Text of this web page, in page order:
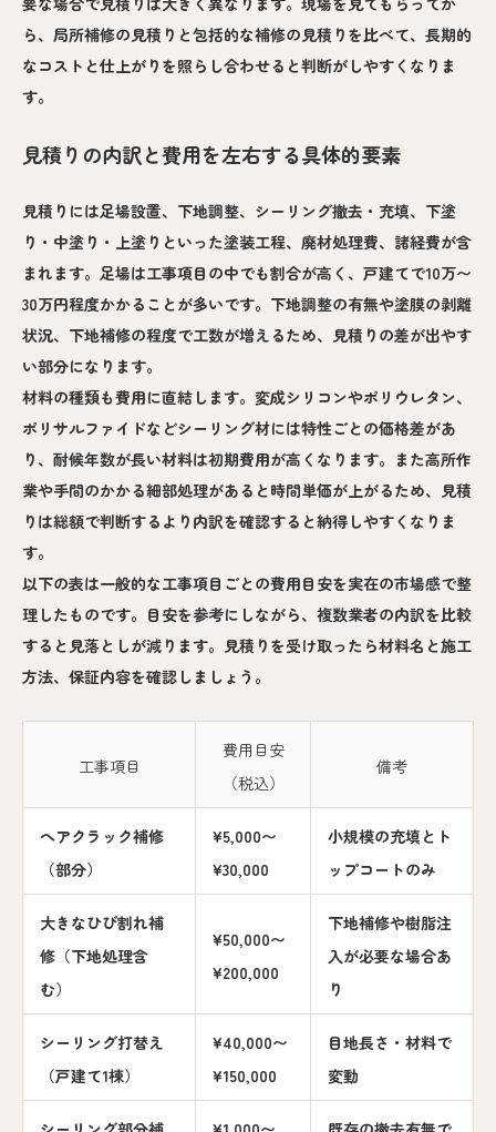
ら、局所補修の見積りと包括的な補修の見積りを比べて、長期的
なコストと仕上がりを照らし合わせると判断がしやすくなりま
す。
見積りの内訳と費用を左右する具体的要素
見積りには足場設置、下地調整、シーリング撤去・充填、下塗
り・中塗り・上塗りといった塗装工程、廃材処理費、諸経費が含
まれます。足場は工事項目の中でも割合が高く、戸建てで10万〜
30万円程度かかることが多いです。下地調整の有無や塗膜の剥離
状況、下地補修の程度で工数が増えるため、見積りの差が出やす
い部分になります。
材料の種類も費用に直結します。変成シリコンやポリウレタン、
ポリサルファイドなどシーリング材には特性ごとの価格差があ
り、耐候年数が長い材料は初期費用が高くなります。また高所作
業や手間のかかる細部処理があると時間単価が上がるため、見積
りは総額で判断するより内訳を確認すると納得しやすくなりま
す。
以下の表は一般的な工事項目ごとの費用目安を実在の市場感で整
理したものです。目安を参考にしながら、複数業者の内訳を比較
すると見落としが減ります。見積りを受け取ったら材料名と施工
方法、保証内容を確認しましょう。
工事項目
費用目安
（税込）
備考
ヘアクラック補修
（部分）
¥5,000〜
¥30,000
小規模の充填とト
ップコートのみ
大きなひび割れ補
修（下地処理含
む）
¥50,000〜
¥200,000
下地補修や樹脂注
入が必要な場合あ
り
シーリング打替え
（戸建て1棟）
¥40,000〜
¥150,000
目地長さ・材料で
変動